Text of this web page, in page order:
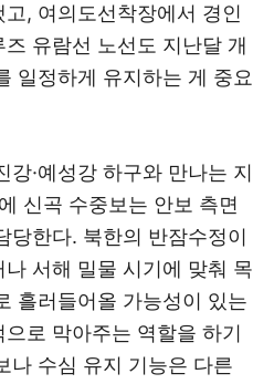
, 여의도선착장에서 경인
유람선 노선도 지난달 개
일정하게 유지하는 게 중요
·예성강 하구와 만나는 지
신곡 수중보는 안보 측면
당한다. 북한의 반잠수정이
서해 밀물 시기에 맞춰 목
흘러들어올 가능성이 있는
로 막아주는 역할을 하기
나 수심 유지 기능은 다른